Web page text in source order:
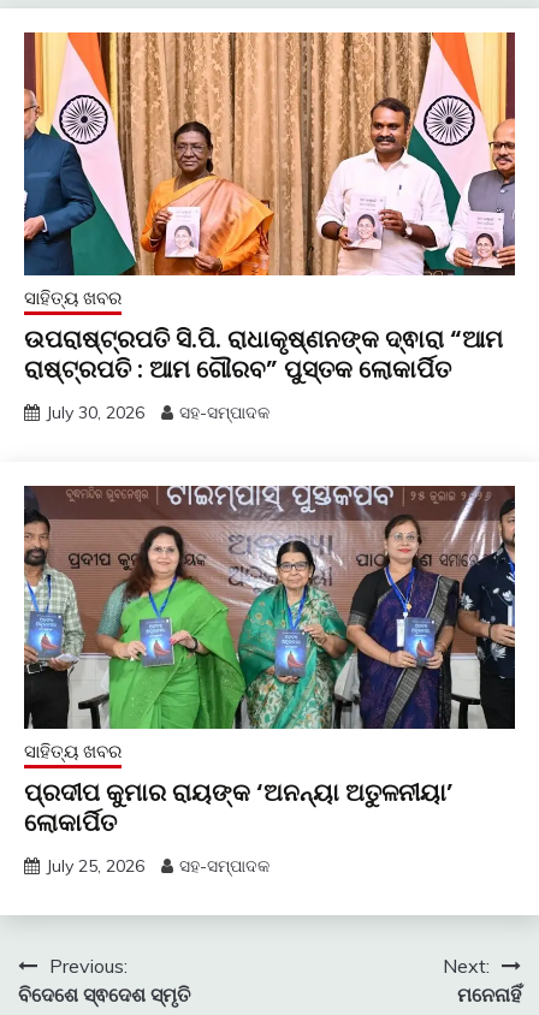
ସାହିତ୍ୟ ଖବର
ଉପରାଷ୍ଟ୍ରପତି ସି.ପି. ରାଧାକୃଷ୍ଣନଙ୍କ ଦ୍ଵାରା “ଆମ
ରାଷ୍ଟ୍ରପତି : ଆମ ଗୌରବ” ପୁସ୍ତକ ଲୋକାର୍ପିତ
July 30, 2026 ସହ-ସମ୍ପାଦକ
ସାହିତ୍ୟ ଖବର
ପ୍ରଦୀପ କୁମାର ରାୟଙ୍କ ‘ଅନନ୍ୟା ଅତୁଳନୀୟା’
ଲୋକାର୍ପିତ
July 25, 2026 ସହ-ସମ୍ପାଦକ
PostPrevious:
ବିଦେଶେ ସ୍ଵଦେଶ ସ୍ମୃତି
Next:
ମନେନାହିଁ